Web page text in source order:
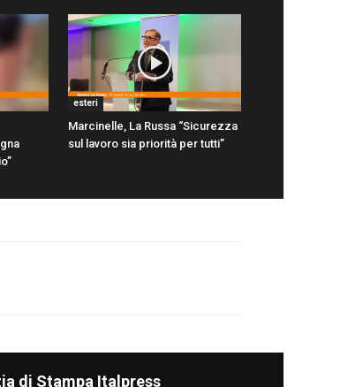
esteri
Marcinelle, La Russa “Sicurezza
sul lavoro sia priorità per tutti”
di Stampa Italpress